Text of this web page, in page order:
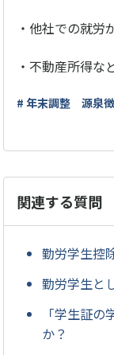
・他社での就労
・不動産所得な
# 年末調整 源泉
関連する質問
勤労学生控
勤労学生と
「学生証
か？